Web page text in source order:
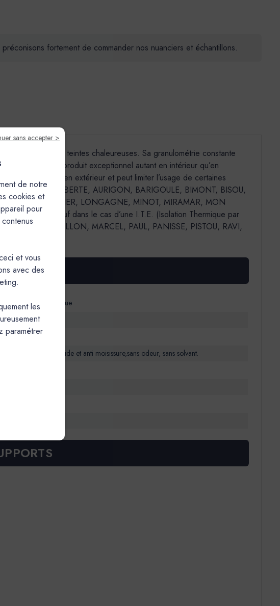
fortement de commander nos nuanciers et échantillons.
et des teintes chaleureuses. Sa granulométrie constante
en fait un produit exceptionnel autant en intérieur qu’en
non le produit en extérieur et peut limiter l’usage de certaines
: AGAVE, ALBERTE, AURIGON, BARIGOULE, BIMONT, BISOU,
LAURIER, LONGAGNE, MINOT, MIRAMAR, MON
à l’extérieur sauf dans le cas d’une I.T.E. (Isolation Thermique par
MALLON, MARCEL, PAUL, PANISSE, PISTOU, RAVI,
naturel et écologique
Extérieur
fine, nuancée.
bactéricide et anti moisissure,sans odeur, sans solvant.
à faire sur chantier.
taloche éponge
sans accepter >
de notre
cookies et
pour
et vous
avec des
les
paramétrer